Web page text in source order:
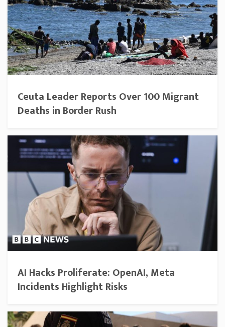
Ceuta Leader Reports Over 100 Migrant
Deaths in Border Rush
AI Hacks Proliferate: OpenAI, Meta
Incidents Highlight Risks